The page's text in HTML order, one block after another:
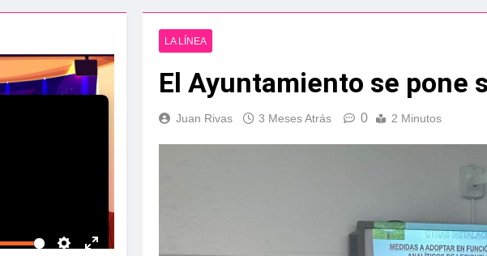
Santa Bárbara acoge el circuito nacional de vóley playa tres estrellas y el
1 Semana Atrás
La Línea albergará el Campeonato de Europa de Beach Sprint 2026 con
Parques y Jardines lleva a cabo trabajos de mejora y mantenimiento en
La Mancomunidad y el Banco de Alimentos del Campo de Gibraltar
2 Semanas Atrás
LA LÍNEA
El Ayuntamiento se pone
Juan Rivas 3 Meses Atrás 0 2 Minutos